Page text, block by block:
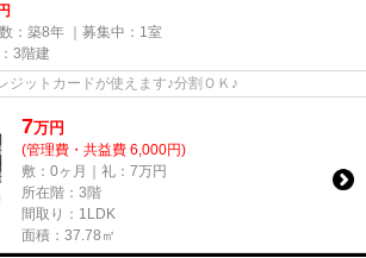
：築8年 ｜募集中： 1室
3階建
ジットカードが使えます♪分割ＯＫ♪
7万円
(管理費・共益費 6,000円)
敷：0ヶ月｜礼：7万円
所在階：3階
間取り：1LDK
面積：37.78㎡